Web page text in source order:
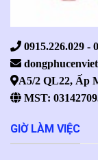
0915.226.029 -
A5/2 QL22, Ấp
MST:
GIỜ LÀM VIỆC